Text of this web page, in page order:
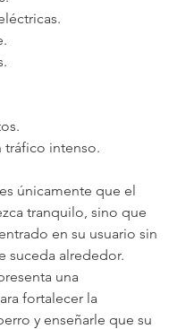
tráfico intenso.
únicamente que el
tranquilo, sino que
en su usuario sin
suceda alrededor.
una
fortalecer la
y enseñarle que su